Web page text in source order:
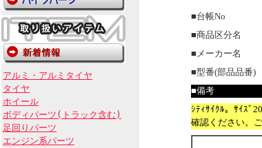
アルミ・アルミタイヤ
タイヤ
ホイール
ボディパーツ(トラック含む)
足回りパーツ
エンジン系パーツ
■台帳No
■商品区分名
■メーカー名
■型番(部品品番)
■備考
ｼﾃｨｻｲｸﾙ。ｻｲｽﾞ
確認ください。